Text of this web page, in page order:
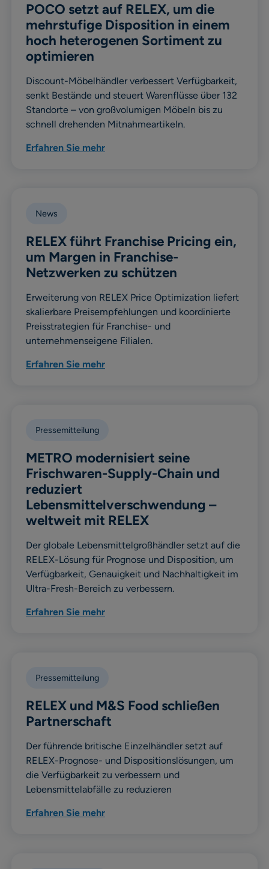
POCO setzt auf RELEX, um die
mehrstufige Disposition in einem
hoch heterogenen Sortiment zu
optimieren
Discount-Möbelhändler verbessert Verfügbarkeit,
senkt Bestände und steuert Warenflüsse über 132
Standorte – von großvolumigen Möbeln bis zu
schnell drehenden Mitnahmeartikeln.
Erfahren Sie mehr
News
RELEX führt Franchise Pricing ein,
um Margen in Franchise-
Netzwerken zu schützen
Erweiterung von RELEX Price Optimization liefert
skalierbare Preisempfehlungen und koordinierte
Preisstrategien für Franchise- und
unternehmenseigene Filialen.
Erfahren Sie mehr
Pressemitteilung
METRO modernisiert seine
Frischwaren-Supply-Chain und
reduziert
Lebensmittelverschwendung –
weltweit mit RELEX
Der globale Lebensmittelgroßhändler setzt auf die
RELEX-Lösung für Prognose und Disposition, um
Verfügbarkeit, Genauigkeit und Nachhaltigkeit im
Ultra-Fresh-Bereich zu verbessern.
Erfahren Sie mehr
Pressemitteilung
RELEX und M&S Food schließen
Partnerschaft
Der führende britische Einzelhändler setzt auf
RELEX-Prognose- und Dispositionslösungen, um
die Verfügbarkeit zu verbessern und
Lebensmittelabfälle zu reduzieren
Erfahren Sie mehr